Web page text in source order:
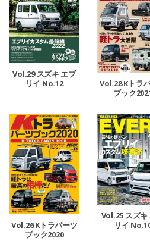
Vol.29 スズキ エブ
リイ No.12
Vol.28 Kトラ
ブック
Vol.26 Kトラパーツ
ブック2020
Vol.25 スズキ
リイ